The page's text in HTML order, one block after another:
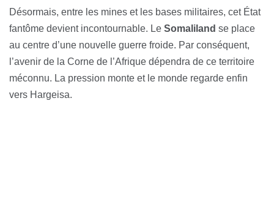
Désormais, entre les mines et les bases militaires, cet État
fantôme devient incontournable. Le Somaliland se place
au centre d’une nouvelle guerre froide. Par conséquent,
l’avenir de la Corne de l’Afrique dépendra de ce territoire
méconnu. La pression monte et le monde regarde enfin
vers Hargeisa.